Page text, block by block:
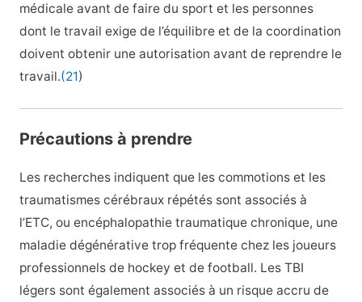
médicale avant de faire du sport et les personnes
dont le travail exige de l’équilibre et de la coordination
doivent obtenir une autorisation avant de reprendre le
travail.(21)
Précautions à prendre
Les recherches indiquent que les commotions et les
traumatismes cérébraux répétés sont associés à
l’ETC, ou encéphalopathie traumatique chronique, une
maladie dégénérative trop fréquente chez les joueurs
professionnels de hockey et de football. Les TBI
légers sont également associés à un risque accru de